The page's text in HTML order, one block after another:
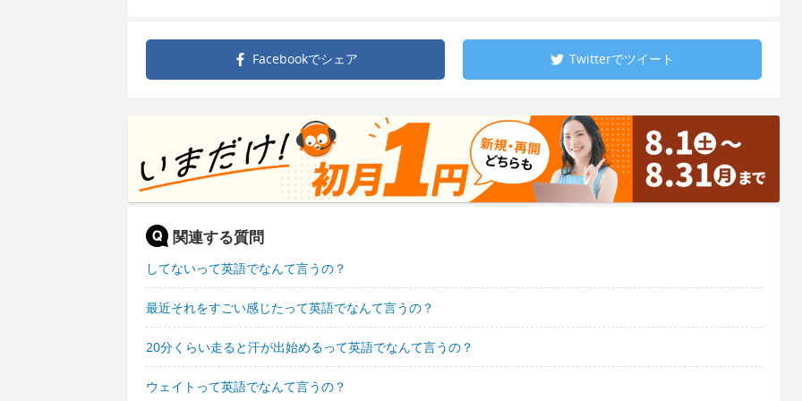
Facebookでシェア Twitterでツイート
関連する質問
してないって英語でなんて言うの？
最近それをすごい感じたって英語でなんて言うの？
20分くらい走ると汗が出始めるって英語でなんて言うの？
ウェイトって英語でなんて言うの？